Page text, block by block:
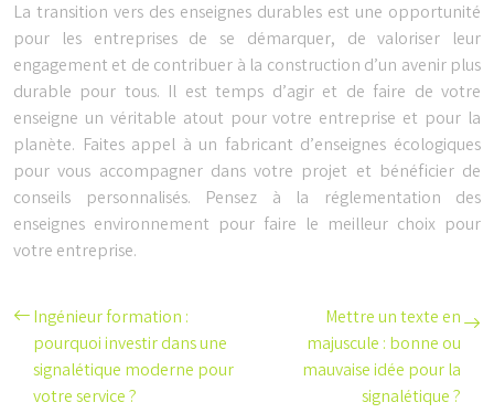
La transition vers des enseignes durables est une opportunité
pour les entreprises de se démarquer, de valoriser leur
engagement et de contribuer à la construction d’un avenir plus
durable pour tous. Il est temps d’agir et de faire de votre
enseigne un véritable atout pour votre entreprise et pour la
planète. Faites appel à un fabricant d’enseignes écologiques
pour vous accompagner dans votre projet et bénéficier de
conseils personnalisés. Pensez à la réglementation des
enseignes environnement pour faire le meilleur choix pour
votre entreprise.
Ingénieur formation :
pourquoi investir dans une
signalétique moderne pour
votre service ?
Mettre un texte en
majuscule : bonne ou
mauvaise idée pour la
signalétique ?